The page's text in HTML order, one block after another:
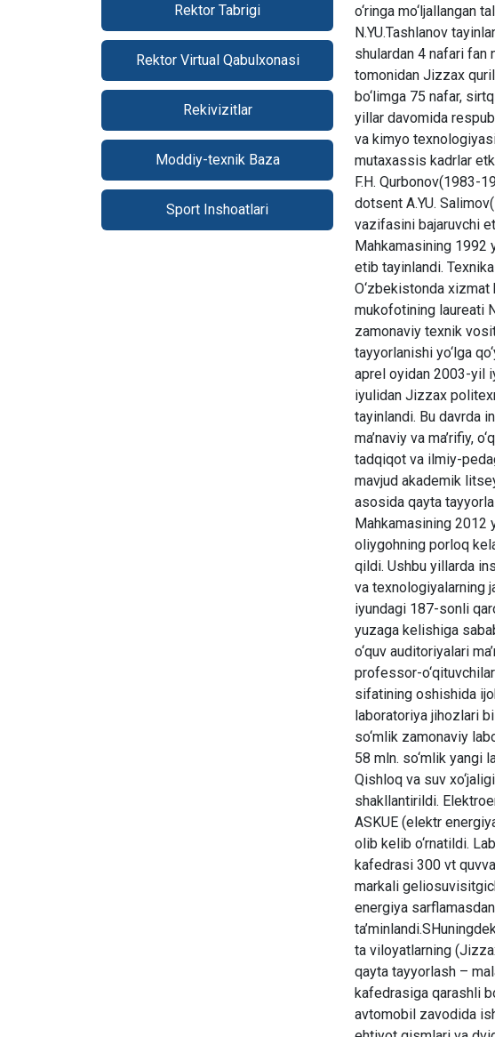
Rektor Tabrigi
Rektor Virtual Qabulxonasi
Rekivizitlar
Moddiy-texnik Baza
Sport Inshoatlari